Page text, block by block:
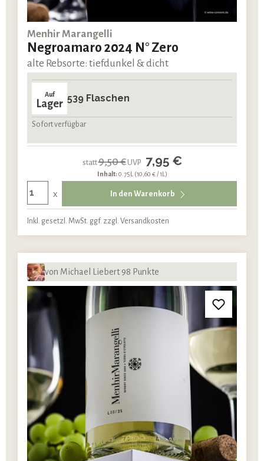
Menhir Marangelli
Negroamaro 2024 N° Zero
alte Rebsorte: tiefdunkel & dicht
Auf
Lager 539 Flaschen
Sofort verfügbar
statt9,50 €UVP 7,95 €
Inhalt:0.75L (10,60 € / 1L)
x In den Warenkorb
Inkl. gesetzl. MwSt. ggf. zzgl. Versandkosten
von Michael Liebert 98 Punkte